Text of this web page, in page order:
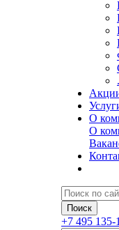
О
О
+7 495 135-